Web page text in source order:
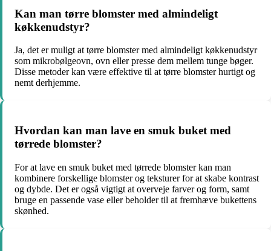
Kan man tørre blomster med almindeligt
køkkenudstyr?
Ja, det er muligt at tørre blomster med almindeligt køkkenudstyr
som mikrobølgeovn, ovn eller presse dem mellem tunge bøger.
Disse metoder kan være effektive til at tørre blomster hurtigt og
nemt derhjemme.
Hvordan kan man lave en smuk buket med
tørrede blomster?
For at lave en smuk buket med tørrede blomster kan man
kombinere forskellige blomster og teksturer for at skabe kontrast
og dybde. Det er også vigtigt at overveje farver og form, samt
bruge en passende vase eller beholder til at fremhæve bukettens
skønhed.